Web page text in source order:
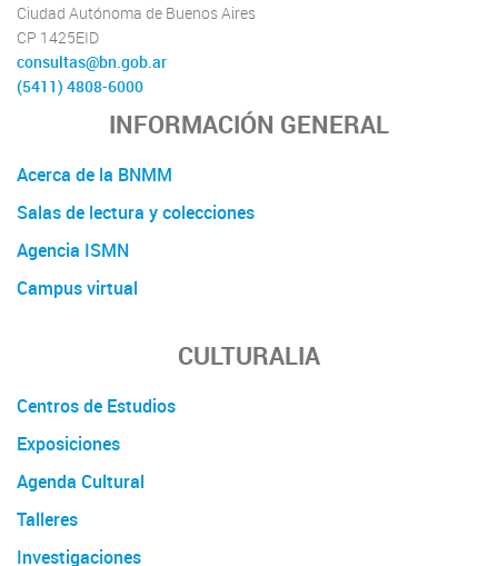
Ciudad Autónoma de Buenos Aires
CP 1425EID
consultas@bn.gob.ar
(5411) 4808-6000
INFORMACIÓN GENERAL
Acerca de la BNMM
Salas de lectura y colecciones
Agencia ISMN
Campus virtual
CULTURALIA
Centros de Estudios
Exposiciones
Agenda Cultural
Talleres
Investigaciones